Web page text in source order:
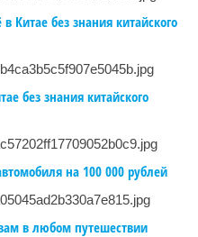
Китае без знания китайского
без знания китайского
на 100 000 рублей
в любом путешествии